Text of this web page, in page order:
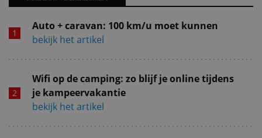
Auto + caravan: 100 km/u moet kunnen
bekijk het artikel
Wifi op de camping: zo blijf je online tijdens
je kampeervakantie
bekijk het artikel